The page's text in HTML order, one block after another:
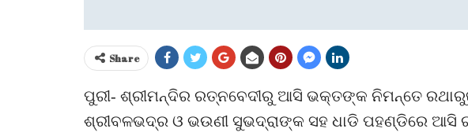
Share
ପୁରୀ- ଶ୍ରୀମନ୍ଦିର ରତ୍ନବେଦୀରୁ ଆସି ଭକ୍ତଙ୍କ ନିମନ୍ତେ
ଶ୍ରୀବଳଭଦ୍ର ଓ ଭଉଣୀ ସୁଭଦ୍ରାଙ୍କ ସହ ଧାଡି ପହଣ୍ଡିରେ ଆସି